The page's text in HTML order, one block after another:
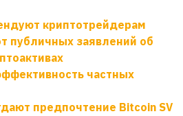
криптотрейдерам
публичных заявлений об
частных
предпочтение Bitcoin SV